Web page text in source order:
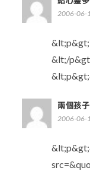
2006-06-
&lt;p&gt;
&lt;/
兩個孩
2006-06-